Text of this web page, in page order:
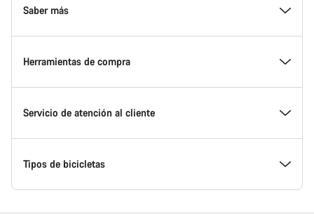
Conoce Canyon
Innovación en Canyon
Canyon Factory Racing
Premios
Saber más
Eventos
Encuentra un punto de servicio Canyon
Equipos, deportistas y ciclistas
Herramientas de compra
Encuentra tu bicicleta
Bicicletas disponibles
Servicio de atención al cliente
Centro de ayuda
Tipos de bicicletas